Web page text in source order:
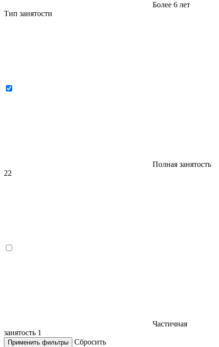
Более 6 лет
Тип занятости
Полная занятость
22
Частичная
занятость 1
Применить фильтры
Сбросить